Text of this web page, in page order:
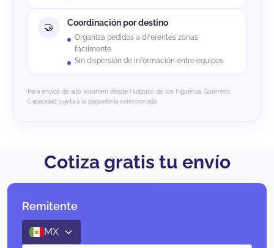
Coordinación por destino
Organiza pedidos a diferentes zonas
fácilmente
Sin dispersión de información entre equipos
Para envíos de alto volumen desde Huitzuco de los Figueroa, Guerrero.
Capacidad sujeta a la paquetería seleccionada.
Cotiza gratis tu envío
Remitente
MX